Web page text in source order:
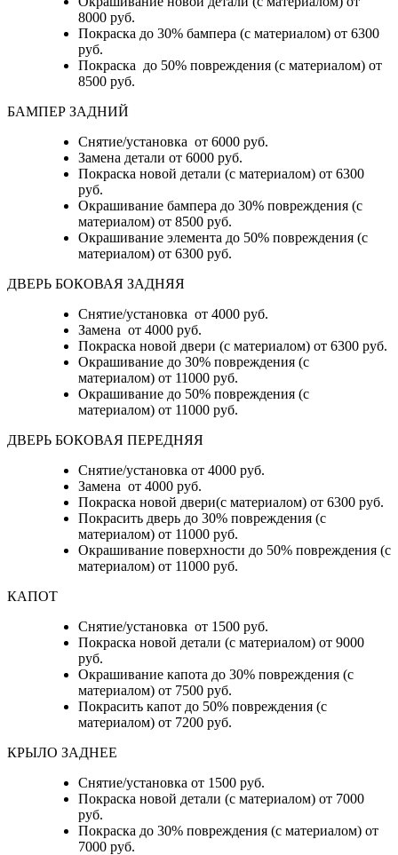
8000 руб.
Покраска до 30% бампера (с материалом) от 6300
руб.
Покраска до 50% повреждения (с материалом) от
8500 руб.
БАМПЕР ЗАДНИЙ
Снятие/установка от 6000 руб.
Замена детали от 6000 руб.
Покраска новой детали (с материалом) от 6300
руб.
Окрашивание бампера до 30% повреждения (с
материалом) от 8500 руб.
Окрашивание элемента до 50% повреждения (с
материалом) от 6300 руб.
ДВЕРЬ БОКОВАЯ ЗАДНЯЯ
Снятие/установка от 4000 руб.
Замена от 4000 руб.
Покраска новой двери (с материалом) от 6300 руб.
Окрашивание до 30% повреждения (с
материалом) от 11000 руб.
Окрашивание до 50% повреждения (с
материалом) от 11000 руб.
ДВЕРЬ БОКОВАЯ ПЕРЕДНЯЯ
Снятие/установка от 4000 руб.
Замена от 4000 руб.
Покраска новой двери(с материалом) от 6300 руб.
Покрасить дверь до 30% повреждения (с
материалом) от 11000 руб.
Окрашивание поверхности до 50% повреждения (с
материалом) от 11000 руб.
КАПОТ
Снятие/установка от 1500 руб.
Покраска новой детали (с материалом) от 9000
руб.
Окрашивание капота до 30% повреждения (с
материалом) от 7500 руб.
Покрасить капот до 50% повреждения (с
материалом) от 7200 руб.
КРЫЛО ЗАДНЕЕ
Снятие/установка от 1500 руб.
Покраска новой детали (с материалом) от 7000
руб.
Покраска до 30% повреждения (с материалом) от
7000 руб.